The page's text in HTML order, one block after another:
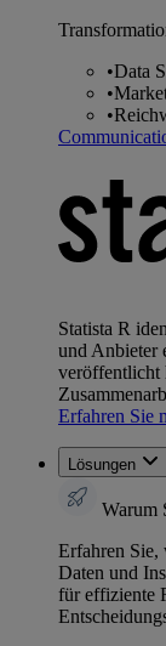
•Data
•
•
Statista R
und Anbieter
veröffentlicht
Erfahren Sie
Lösungen
Warum
Erfahren Sie,
Daten und
für effiziente